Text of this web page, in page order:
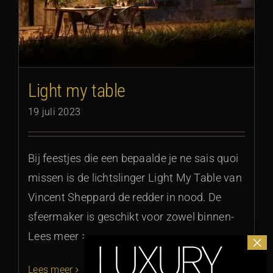
Light my table
19 juli 2023
Bij feestjes die een bepaalde je ne sais quoi
missen is de lichtslinger Light My Table van
Vincent Sheppard de redder in nood. De
sfeermaker is geschikt voor zowel binnen-
Lees meer >
Lees meer